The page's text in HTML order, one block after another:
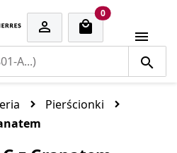

0cart items

Pierścionki